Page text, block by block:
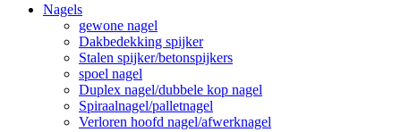
Nagels
gewone nagel
Dakbedekking spijker
Stalen spijker/betonspijkers
spoel nagel
Duplex nagel/dubbele kop nagel
Spiraalnagel/palletnagel
Verloren hoofd nagel/afwerknagel